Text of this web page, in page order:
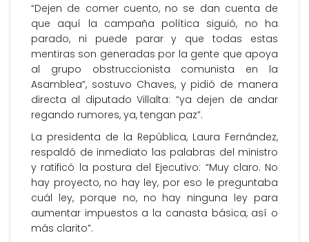
“Dejen de comer cuento, no se dan cuenta de
que aquí la campaña política siguió, no ha
parado, ni puede parar y que todas estas
mentiras son generadas por la gente que apoya
al grupo obstruccionista comunista en la
Asamblea”, sostuvo Chaves, y pidió de manera
directa al diputado Villalta: “ya dejen de andar
regando rumores, ya, tengan paz”.
La presidenta de la República, Laura Fernández,
respaldó de inmediato las palabras del ministro
y ratificó la postura del Ejecutivo: “Muy claro. No
hay proyecto, no hay ley, por eso le preguntaba
cuál ley, porque no, no hay ninguna ley para
aumentar impuestos a la canasta básica, así o
más clarito”.